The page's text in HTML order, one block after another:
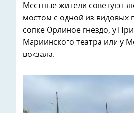
Местные жители советуют
мостом с одной из видовых
сопке Орлиное гнездо, у
Мариинского театра или у
вокзала.